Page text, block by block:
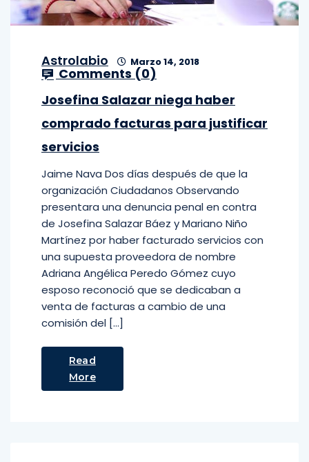
Astrolabio Marzo 14, 2018
Comments (0)
Josefina Salazar niega haber
comprado facturas para justificar
servicios
Jaime Nava Dos días después de que la
organización Ciudadanos Observando
presentara una denuncia penal en contra
de Josefina Salazar Báez y Mariano Niño
Martínez por haber facturado servicios con
una supuesta proveedora de nombre
Adriana Angélica Peredo Gómez cuyo
esposo reconoció que se dedicaban a
venta de facturas a cambio de una
comisión del […]
Read
More